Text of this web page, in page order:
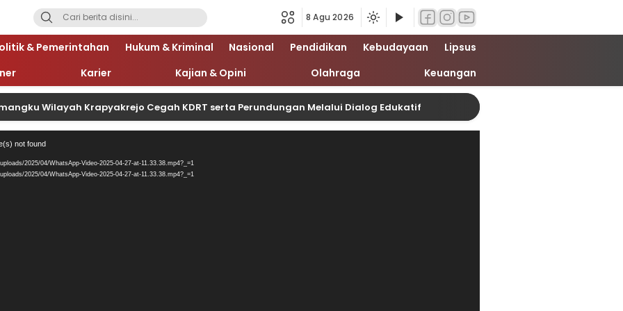
8 Agu 2026
& Pemerintahan Hukum & Kriminal Nasional Pendidikan Kebudayaan
Lipsus
Karier Kajian & Opini Olahraga Keuangan
Krapyakrejo Cegah KDRT serta Perundungan Melalui Dialog Edukatif Sengketa Aset PT KAI di Pasar
not found
2025/04/WhatsApp-Video-2025-04-27-at-11.33.38.mp4?_=1
2025/04/WhatsApp-Video-2025-04-27-at-11.33.38.mp4?_=1